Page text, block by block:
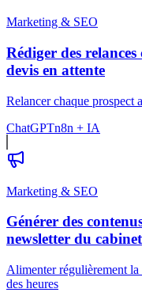
Marketing & SEO
Rédiger des
devis en attente
Relancer chaque prospect
ChatGPTn8n + IA
Marketing & SEO
Générer des
newsletter du cabinet
Alimenter régulièrement la
des heures